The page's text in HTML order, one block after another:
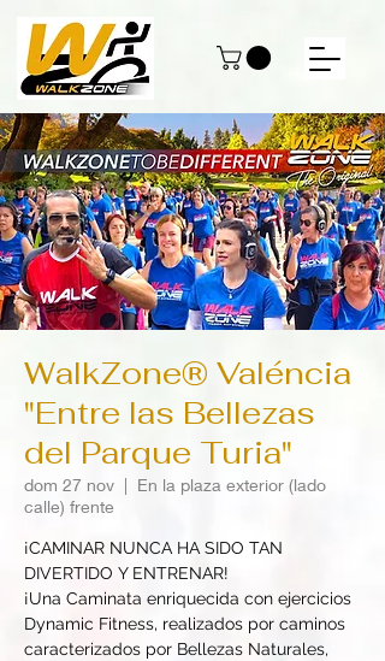
WalkZone® Valéncia
"Entre las Bellezas
del Parque Turia"
dom 27 nov
  |
En la plaza exterior (lado
calle) frente
¡CAMINAR NUNCA HA SIDO TAN
DIVERTIDO Y ENTRENAR!
¡Una Caminata enriquecida con ejercicios
Dynamic Fitness, realizados por caminos
caracterizados por Bellezas Naturales,